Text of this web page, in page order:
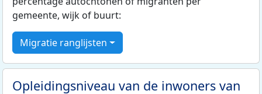
gemeente, wijk of buurt:
Migratie ranglijsten
Opleidingsniveau van de inwoners van